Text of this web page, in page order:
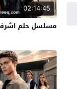
02:14:45
مسلسل حلم اشرف